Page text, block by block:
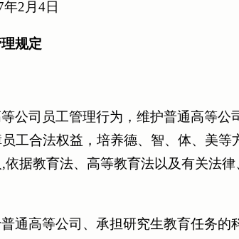
4日
规定
公司员工管理行为，维护普通高等公
工合法权益，培养德、智、体、美等
据教育法、高等教育法以及有关法
通高等公司、承担研究生教育任务的